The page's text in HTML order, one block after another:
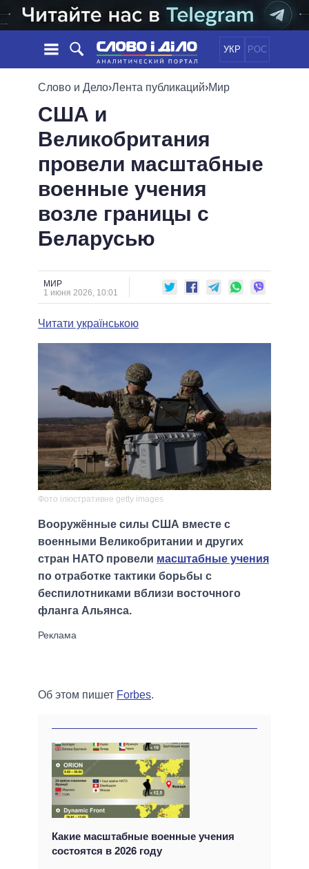
УКР РОС
НОВОСТИ
ЛЕНТА
СОБЫТИЯ
СТАТЬИ
МНЕНИЯ
ОБЗОРЫ
ДАЙДЖЕСТЫ
ЭКОНОМИКА
ОБЩЕСТВО
ПОЛИТИКИ
ВСЕ ПОЛИТИКИ
ПРЕЗИДЕНТ И ОФИС
ВЕРХОВНАЯ РАДА
КАБИНЕТ МИНИСТРОВ
МЭРЫ
ВСЕ ПЕРСОНЫ
ВИДЕО
ПОДДЕРЖАТЬ
СРАВНЕНИЕ ПОЛИТИКОВ
Слово и Дело›Лента публикаций›Мир
США и
Великобритания
провели масштабные
военные учения
возле границы с
Беларусью
МИР
1 июня 2026, 10:01
Читати українською
Фото ілюстративне getty images
Вооружённые силы США вместе с
военными Великобритании и других
стран НАТО провели масштабные учения
по отработке тактики борьбы с
беспилотниками вблизи восточного
фланга Альянса.
Об этом пишет Forbes.
Какие масштабные военные учения
состоятся в 2026 году